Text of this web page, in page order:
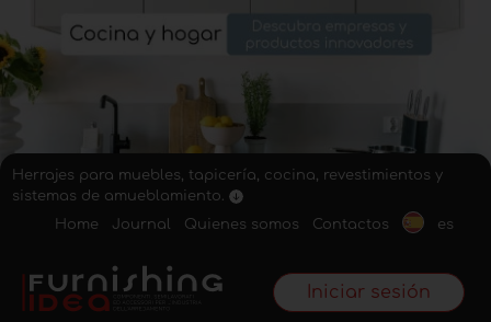
Herrajes para muebles, tapicería, cocina, revestimientos y
sistemas de amueblamiento.
Home
Journal Quienes somos Contactos es
Iniciar sesión